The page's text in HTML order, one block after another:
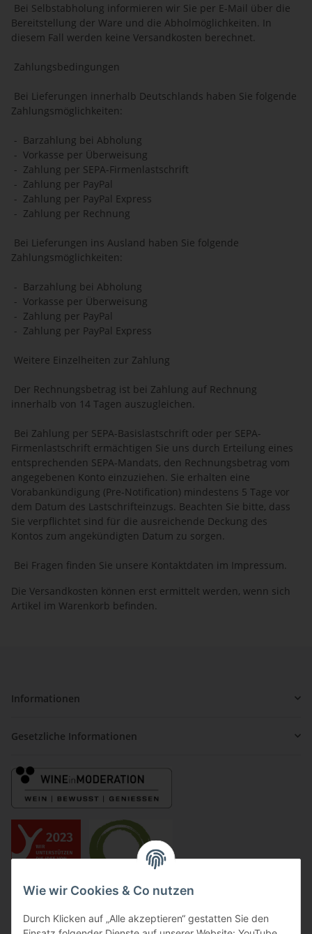
Wie wir Cookies & Co nutzen
Durch Klicken auf „Alle akzeptieren“ gestatten Sie den
Bei Selbstabholung informieren wir Sie per E-Mail über die
Bereitstellung der Ware und die Abholmöglichkeiten. In
diesem Fall werden keine Versandkosten berechnet.
Zahlungsbedingungen
Bei Lieferungen innerhalb Deutschlands haben Sie folgende
Zahlungsmöglichkeiten:
- Barzahlung bei Abholung
- Vorkasse per Überweisung
- Zahlung per SEPA-Firmenlastschrift
- Zahlung per PayPal
- Zahlung per PayPal Express
- Zahlung per Rechnung
Bei Lieferungen ins Ausland haben Sie folgende
Zahlungsmöglichkeiten:
- Barzahlung bei Abholung
- Vorkasse per Überweisung
- Zahlung per PayPal
- Zahlung per PayPal Express
Weitere Einzelheiten zur Zahlung
Der Rechnungsbetrag ist bei Zahlung auf Rechnung
innerhalb von 14 Tagen auszugleichen.
Bei Zahlung per SEPA-Basislastschrift oder per SEPA-
Firmenlastschrift ermächtigen Sie uns durch Erteilung eines
entsprechenden SEPA-Mandats, den Rechnungsbetrag vom
angegebenen Konto einzuziehen. Sie erhalten eine
Vorabankündigung (Pre-Notification) mindestens 5 Tage vor
dem Datum des Lastschrifteinzugs. Beachten Sie bitte, dass
Sie verpflichtet sind für die ausreichende Deckung des
Kontos zum angekündigten Datum zu sorgen.
Bei Fragen finden Sie unsere Kontaktdaten im Impressum.
Die Versandkosten können erst ermittelt werden, wenn sich
Artikel im Warenkorb befinden.
Informationen
Gesetzliche Informationen